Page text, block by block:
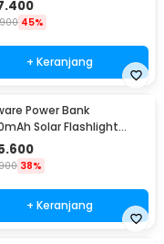
45%
+ Keranjang
Power Bank
Solar Flashlight
Dual USB Port - PS-
38%
+ Keranjang